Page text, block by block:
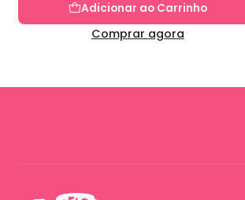
Adicionar ao Carrinho
Comprar agora